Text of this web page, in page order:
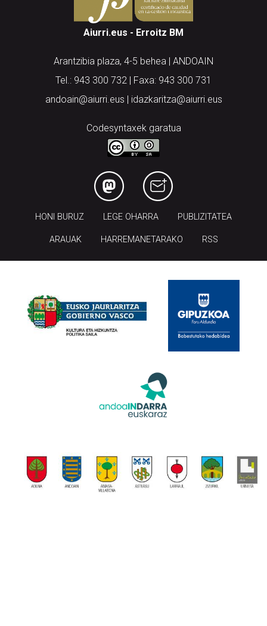
Aiurri.eus - Erroitz BM
Arantzibia plaza, 4-5 behea | ANDOAIN
Tel.: 943 300 732 | Faxa: 943 300 731
andoain@aiurri.eus | idazkaritza@aiurri.eus
Codesyntaxek garatua
HONI BURUZ LEGE OHARRA PUBLIZITATEA
ARAUAK HARREMANETARAKO RSS